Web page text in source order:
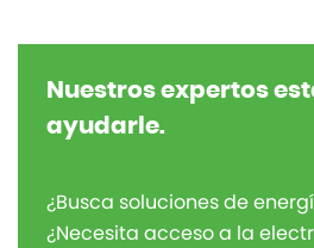
Nuestros expertos
ayudarle.
¿Busca soluciones de
¿Necesita acceso a la